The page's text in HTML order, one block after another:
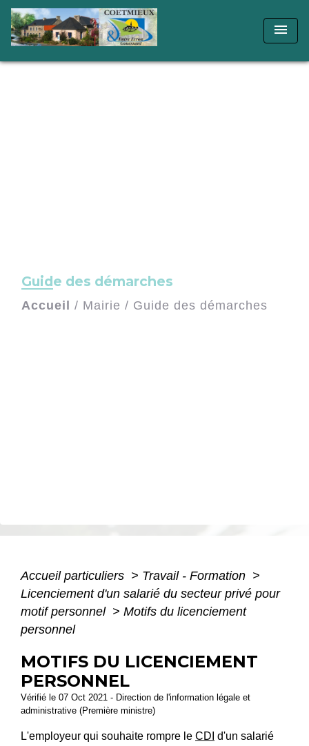
menu
Guide des démarches
Accueil / Mairie / Guide des démarches
Accueil particuliers > Travail - Formation >
Licenciement d'un salarié du secteur privé pour
motif personnel > Motifs du licenciement
personnel
MOTIFS DU LICENCIEMENT
PERSONNEL
Vérifié le 07 Oct 2021 - Direction de l'information légale et
administrative (Première ministre)
L'employeur qui souhaite rompre le CDI d'un salarié